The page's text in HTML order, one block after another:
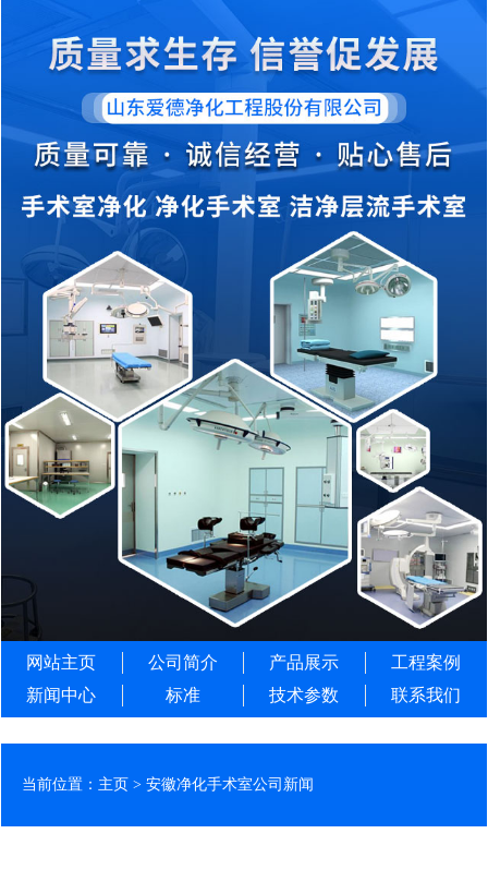
网站主页 公司简介 产品展示
工程案例
新闻中心
标准 技术参数 联系我们
当前位置： 主页 > 安徽净化手术室公司新闻